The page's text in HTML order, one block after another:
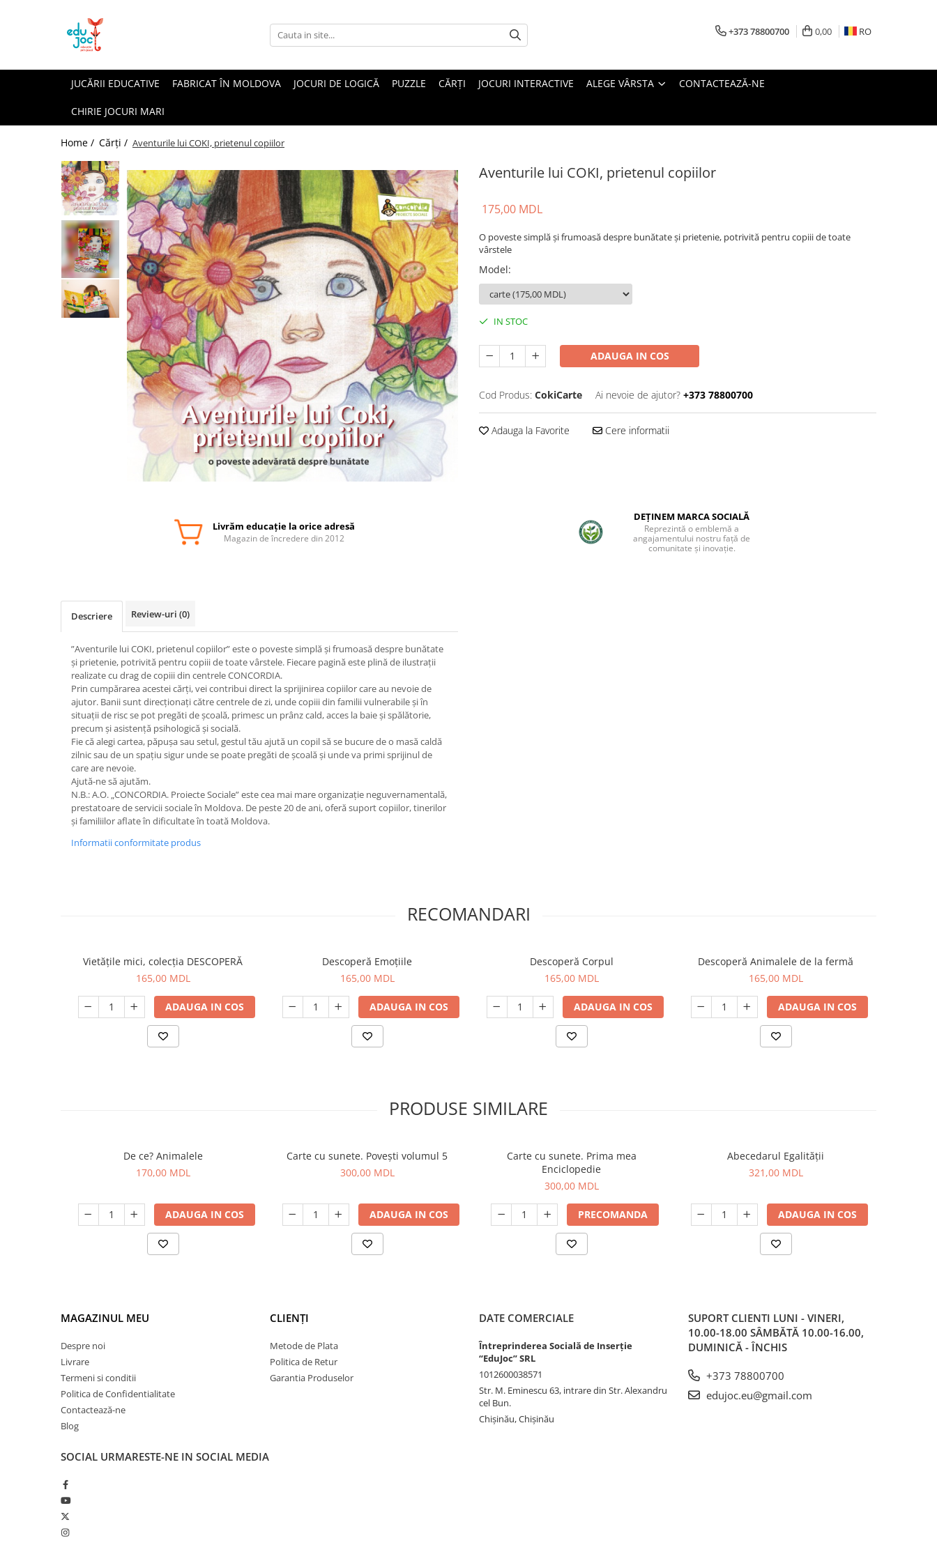
Alege Vârsta
+373 78800700 0,00 RO
JUCĂRII EDUCATIVE FABRICAT ÎN MOLDOVA JOCURI DE LOGICĂ PUZZLE CĂRȚI JOCURI INTERACTIVE ALEGE VÂRSTA CONTACTEAZĂ-NE
CHIRIE JOCURI MARI
Home / Cărți / Aventurile lui COKI, prietenul copiilor
Aventurile lui COKI, prietenul copiilor
175,00 MDL
O poveste simplă și frumoasă despre bunătate și prietenie, potrivită pentru copiii de toate
vârstele
Model:
IN STOC
ADAUGA IN COS
Cod Produs: CokiCarte Ai nevoie de ajutor? +373 78800700
Adauga la Favorite Cere informatii
Livrăm educație la orice adresă
Magazin de încredere din 2012
DEȚINEM MARCA SOCIALĂ
Reprezintă o emblemă a
angajamentului nostru față de
comunitate și inovație.
Descriere Review-uri (0)
”Aventurile lui COKI, prietenul copiilor” este o poveste simplă și frumoasă despre bunătate
și prietenie, potrivită pentru copiii de toate vârstele. Fiecare pagină este plină de ilustrații
realizate cu drag de copiii din centrele CONCORDIA.
Prin cumpărarea acestei cărți, vei contribui direct la sprijinirea copiilor care au nevoie de
ajutor. Banii sunt direcționați către centrele de zi, unde copiii din familii vulnerabile și în
situații de risc se pot pregăti de școală, primesc un prânz cald, acces la baie și spălătorie,
precum și asistență psihologică și socială.
Fie că alegi cartea, păpușa sau setul, gestul tău ajută un copil să se bucure de o masă caldă
zilnic sau de un spațiu sigur unde se poate pregăti de școală și unde va primi sprijinul de
care are nevoie.
Ajută-ne să ajutăm.
N.B.: A.O. „CONCORDIA. Proiecte Sociale” este cea mai mare organizație neguvernamentală,
prestatoare de servicii sociale în Moldova. De peste 20 de ani, oferă suport copiilor, tinerilor
și familiilor aflate în dificultate în toată Moldova.
Informatii conformitate produs
RECOMANDARI
Vietăţile mici, colecția DESCOPERĂ
165,00 MDL
ADAUGA IN COS
Descoperă Emoțiile
165,00 MDL
ADAUGA IN COS
Descoperă Corpul
165,00 MDL
ADAUGA IN COS
Descoperă Animalele de la fermă
165,00 MDL
ADAUGA IN COS
PRODUSE SIMILARE
De ce? Animalele
170,00 MDL
ADAUGA IN COS
Carte cu sunete. Povești volumul 5
300,00 MDL
ADAUGA IN COS
Carte cu sunete. Prima mea
Enciclopedie
300,00 MDL
PRECOMANDA
Abecedarul Egalității
321,00 MDL
ADAUGA IN COS
MAGAZINUL MEU
Despre noi
Livrare
Termeni si conditii
Politica de Confidentialitate
Contactează-ne
Blog
CLIENȚI
Metode de Plata
Politica de Retur
Garantia Produselor
DATE COMERCIALE
Întreprinderea Socială de Inserție
“EduJoc” SRL
1012600038571
Str. M. Eminescu 63, intrare din Str. Alexandru
cel Bun.
Chișinău, Chișinău
SUPORT CLIENTI LUNI - VINERI,
10.00-18.00 SÂMBĂTĂ 10.00-16.00,
DUMINICĂ - ÎNCHIS
+373 78800700
edujoc.eu@gmail.com
SOCIAL URMARESTE-NE IN SOCIAL MEDIA